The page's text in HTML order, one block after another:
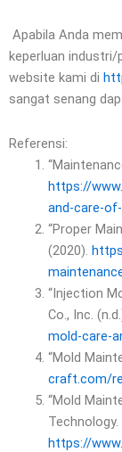
Apabila Anda
keperluan industri/
website kami di
sangat senang
Referensi:
https://
and-care-
“Proper
(2020).
“Injection
Co., Inc.
mold-care-
“Mold
craft.com/
“Mold
Technology.
https://